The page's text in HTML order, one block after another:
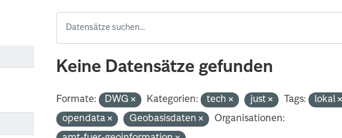
Keine Datensätze gefunden
Formate: DWG Kategorien: tech just Tags:
lokal
opendata
Geobasisdaten
Organisationen: